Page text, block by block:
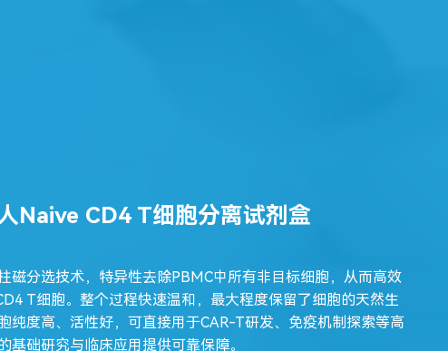
Naive CD4 T细胞分离试剂盒
磁分选技术，特异性去除PBMC中所有非目标细胞，从而高效
T细胞。整个过程快速温和，最大程度保留了细胞的天然生
纯度高、活性好，可直接用于CAR-T研发、免疫机制探索等高
基础研究与临床应用提供可靠保障。